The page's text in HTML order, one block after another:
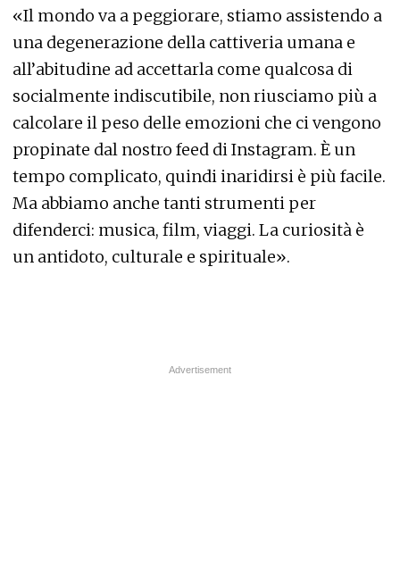
«Il mondo va a peggiorare, stiamo assistendo a
una degenerazione della cattiveria umana e
all’abitudine ad accettarla come qualcosa di
socialmente indiscutibile, non riusciamo più a
calcolare il peso delle emozioni che ci vengono
propinate dal nostro feed di Instagram. È un
tempo complicato, quindi inaridirsi è più facile.
Ma abbiamo anche tanti strumenti per
difenderci: musica, film, viaggi. La curiosità è
un antidoto, culturale e spirituale».